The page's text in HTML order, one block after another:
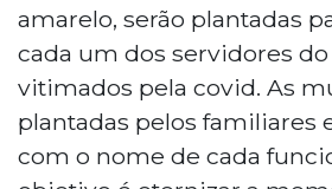
amarelo, serão plantadas
cada um dos servidores do
vitimados pela covid. As
plantadas pelos familiares
com o nome de cada